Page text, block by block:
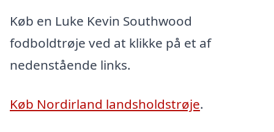
Køb en Luke Kevin Southwood
fodboldtrøje ved at klikke på et af
nedenstående links.
Køb Nordirland landsholdstrøje.